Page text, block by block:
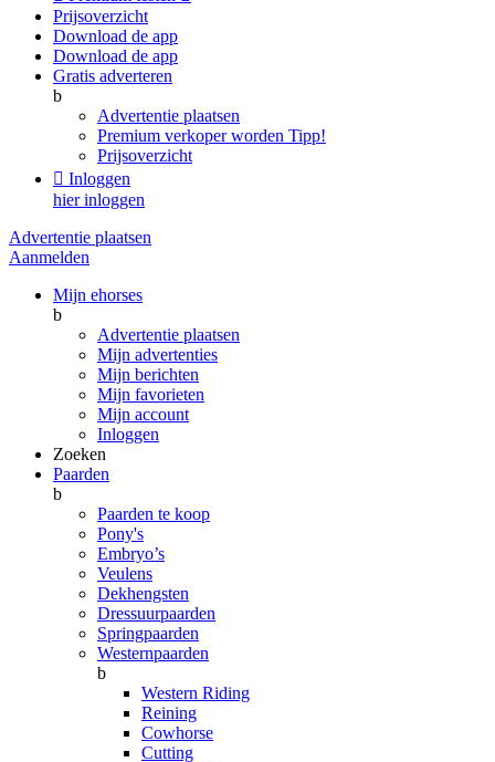
Prijsoverzicht
Download de app
Download de app
Gratis adverteren
b
Advertentie plaatsen
Premium verkoper worden Tipp!
Prijsoverzicht
 Inloggen
hier inloggen
Advertentie plaatsen
Aanmelden
Mijn ehorses
b
Advertentie plaatsen
Mijn advertenties
Mijn berichten
Mijn favorieten
Mijn account
Inloggen
Zoeken
Paarden
b
Paarden te koop
Pony's
Embryo’s
Veulens
Dekhengsten
Dressuurpaarden
Springpaarden
Westernpaarden
b
Western Riding
Reining
Cowhorse
Cutting